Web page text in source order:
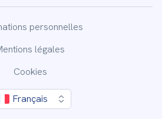
personnelles
légales
Cookies
Français
Cookies”, you agree to the storing
to enhance site navigation,